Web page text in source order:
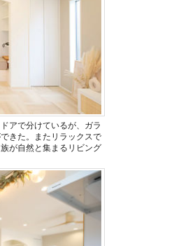
アで分けているが、ガラ
きた。またリラックスで
が自然と集まるリビング